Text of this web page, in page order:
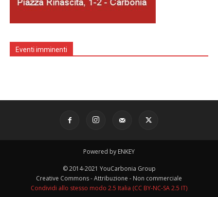
Eventi imminenti
Powered by ENKEY
© 2014-2021 YouCarbonia Group
Creative Commons - Attribuzione - Non commerciale
Condividi allo stesso modo 2.5 Italia (CC BY-NC-SA 2.5 IT)